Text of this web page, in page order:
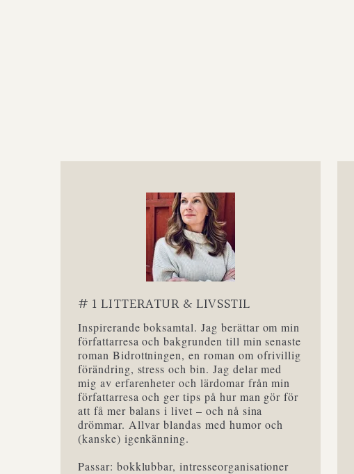
# 1 LITTERATUR & LIVSSTIL
Inspirerande boksamtal. Jag berättar om min
författarresa och bakgrunden till min senaste
roman Bidrottningen, en roman om ofrivillig
förändring, stress och bin. Jag delar med
mig av erfarenheter och lärdomar från min
författarresa och ger tips på hur man gör för
att få mer balans i livet – och nå sina
drömmar. Allvar blandas med humor och
(kanske) igenkänning.
Passar: bokklubbar, intresseorganisationer